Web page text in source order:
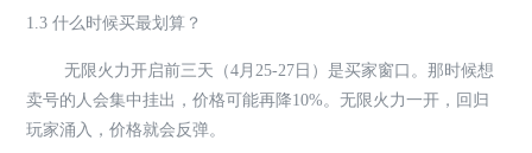
1.3 什么时候买最划算？
无限火力开启前三天（4月25-27日）是买家窗口。那时候想
卖号的人会集中挂出，价格可能再降10%。无限火力一开，回归
玩家涌入，价格就会反弹。